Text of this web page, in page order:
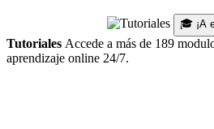
🎓 ¡A
Tutoriales Accede a más de 189
aprendizaje online 24/7.